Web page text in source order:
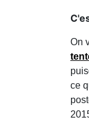
On
ce